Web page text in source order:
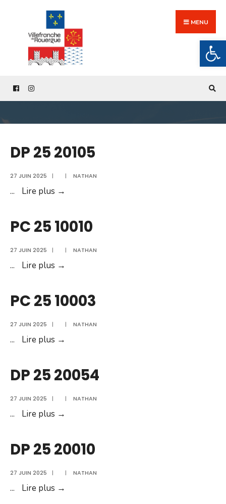
content
MENU
DP 25 20105
27 JUIN 2025 | | NATHAN
... Lire plus →
PC 25 10010
27 JUIN 2025 | | NATHAN
... Lire plus →
PC 25 10003
27 JUIN 2025 | | NATHAN
... Lire plus →
DP 25 20054
27 JUIN 2025 | | NATHAN
... Lire plus →
DP 25 20010
27 JUIN 2025 | | NATHAN
... Lire plus →